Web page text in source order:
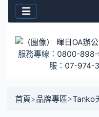
服務專線： 0800-
服： 07-974-
首頁>品牌專區>Tanko